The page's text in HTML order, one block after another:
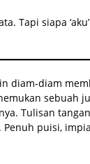
Tapi siapa
diam-diam
sebuah
Tulisan
puisi,